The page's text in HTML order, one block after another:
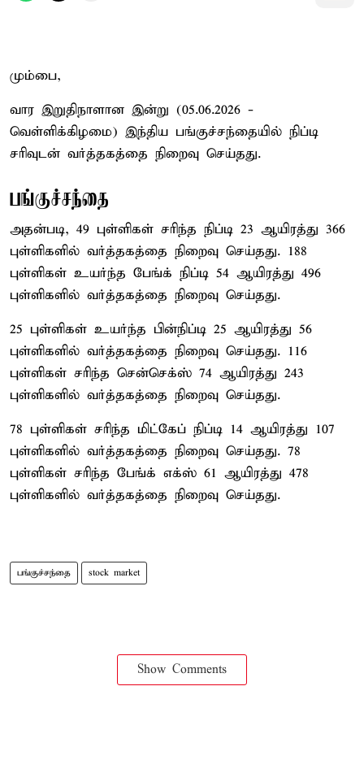
மும்பை,
வார இறுதிநாளான இன்று (05.06.2026 -
வெள்ளிக்கிழமை) இந்திய பங்குச்சந்தையில் நிப்டி
சரிவுடன் வர்த்தகத்தை நிறைவு செய்தது.
பங்குச்சந்தை
அதன்படி, 49 புள்ளிகள் சரிந்த நிப்டி 23 ஆயிரத்து 366
புள்ளிகளில் வர்த்தகத்தை நிறைவு செய்தது. 188
புள்ளிகள் உயர்ந்த பேங்க் நிப்டி 54 ஆயிரத்து 496
புள்ளிகளில் வர்த்தகத்தை நிறைவு செய்தது.
25 புள்ளிகள் உயர்ந்த பின்நிப்டி 25 ஆயிரத்து 56
புள்ளிகளில் வர்த்தகத்தை நிறைவு செய்தது. 116
புள்ளிகள் சரிந்த சென்செக்ஸ் 74 ஆயிரத்து 243
புள்ளிகளில் வர்த்தகத்தை நிறைவு செய்தது.
78 புள்ளிகள் சரிந்த மிட்கேப் நிப்டி 14 ஆயிரத்து 107
புள்ளிகளில் வர்த்தகத்தை நிறைவு செய்தது. 78
புள்ளிகள் சரிந்த பேங்க் எக்ஸ் 61 ஆயிரத்து 478
புள்ளிகளில் வர்த்தகத்தை நிறைவு செய்தது.
பங்குச்சந்தை stock market
Show Comments